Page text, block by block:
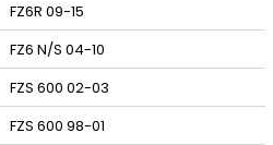
FZ6R 09-15
FZ6 N/S 04-10
FZS 600 02-03
FZS 600 98-01